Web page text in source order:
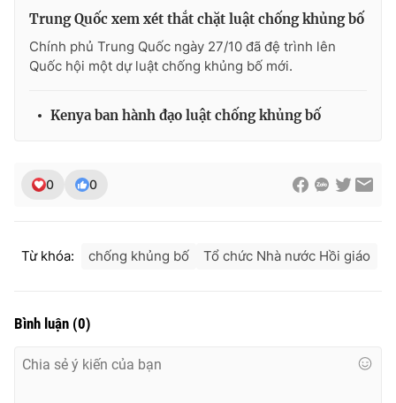
Emagazine Podcast
Photo Infographic
Video Shorts video
Thị trường 24h Tấm lòng Việt
VTV4
VTV9
Trung Quốc xem xét thắt chặt luật chống khủng bố
Chính phủ Trung Quốc ngày 27/10 đã đệ trình lên
Quốc hội một dự luật chống khủng bố mới.
Kenya ban hành đạo luật chống khủng bố
0 0
Từ khóa: chống khủng bố Tổ chức Nhà nước Hồi giáo
Bình luận (0)